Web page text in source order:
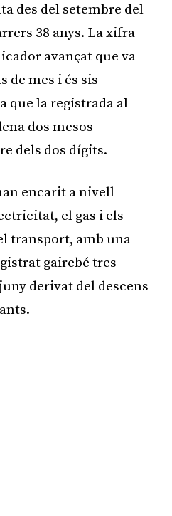
des del setembre del
38 anys. La xifra
avançat que va
de mes i és sis
que la registrada al
dos mesos
dels dos dígits.
encarit a nivell
el gas i els
transport, amb una
gairebé tres
derivat del descens